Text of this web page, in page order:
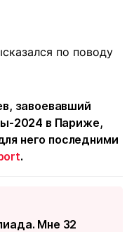
завоевавший
2024 в Париже,
него последними
.
Мне 32